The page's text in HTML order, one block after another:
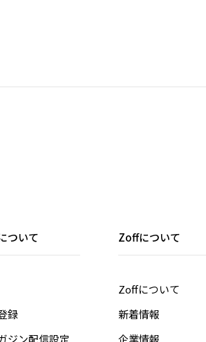
ついて
録
Zoffについて
Zoffについて
新着情報